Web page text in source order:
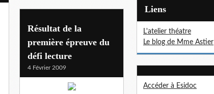
Résultat de la
première épreuve du
défi lecture
4 Février 2009
Liens
L'atelier théatre
Le blog de Mme Astier
Accéder à Esidoc